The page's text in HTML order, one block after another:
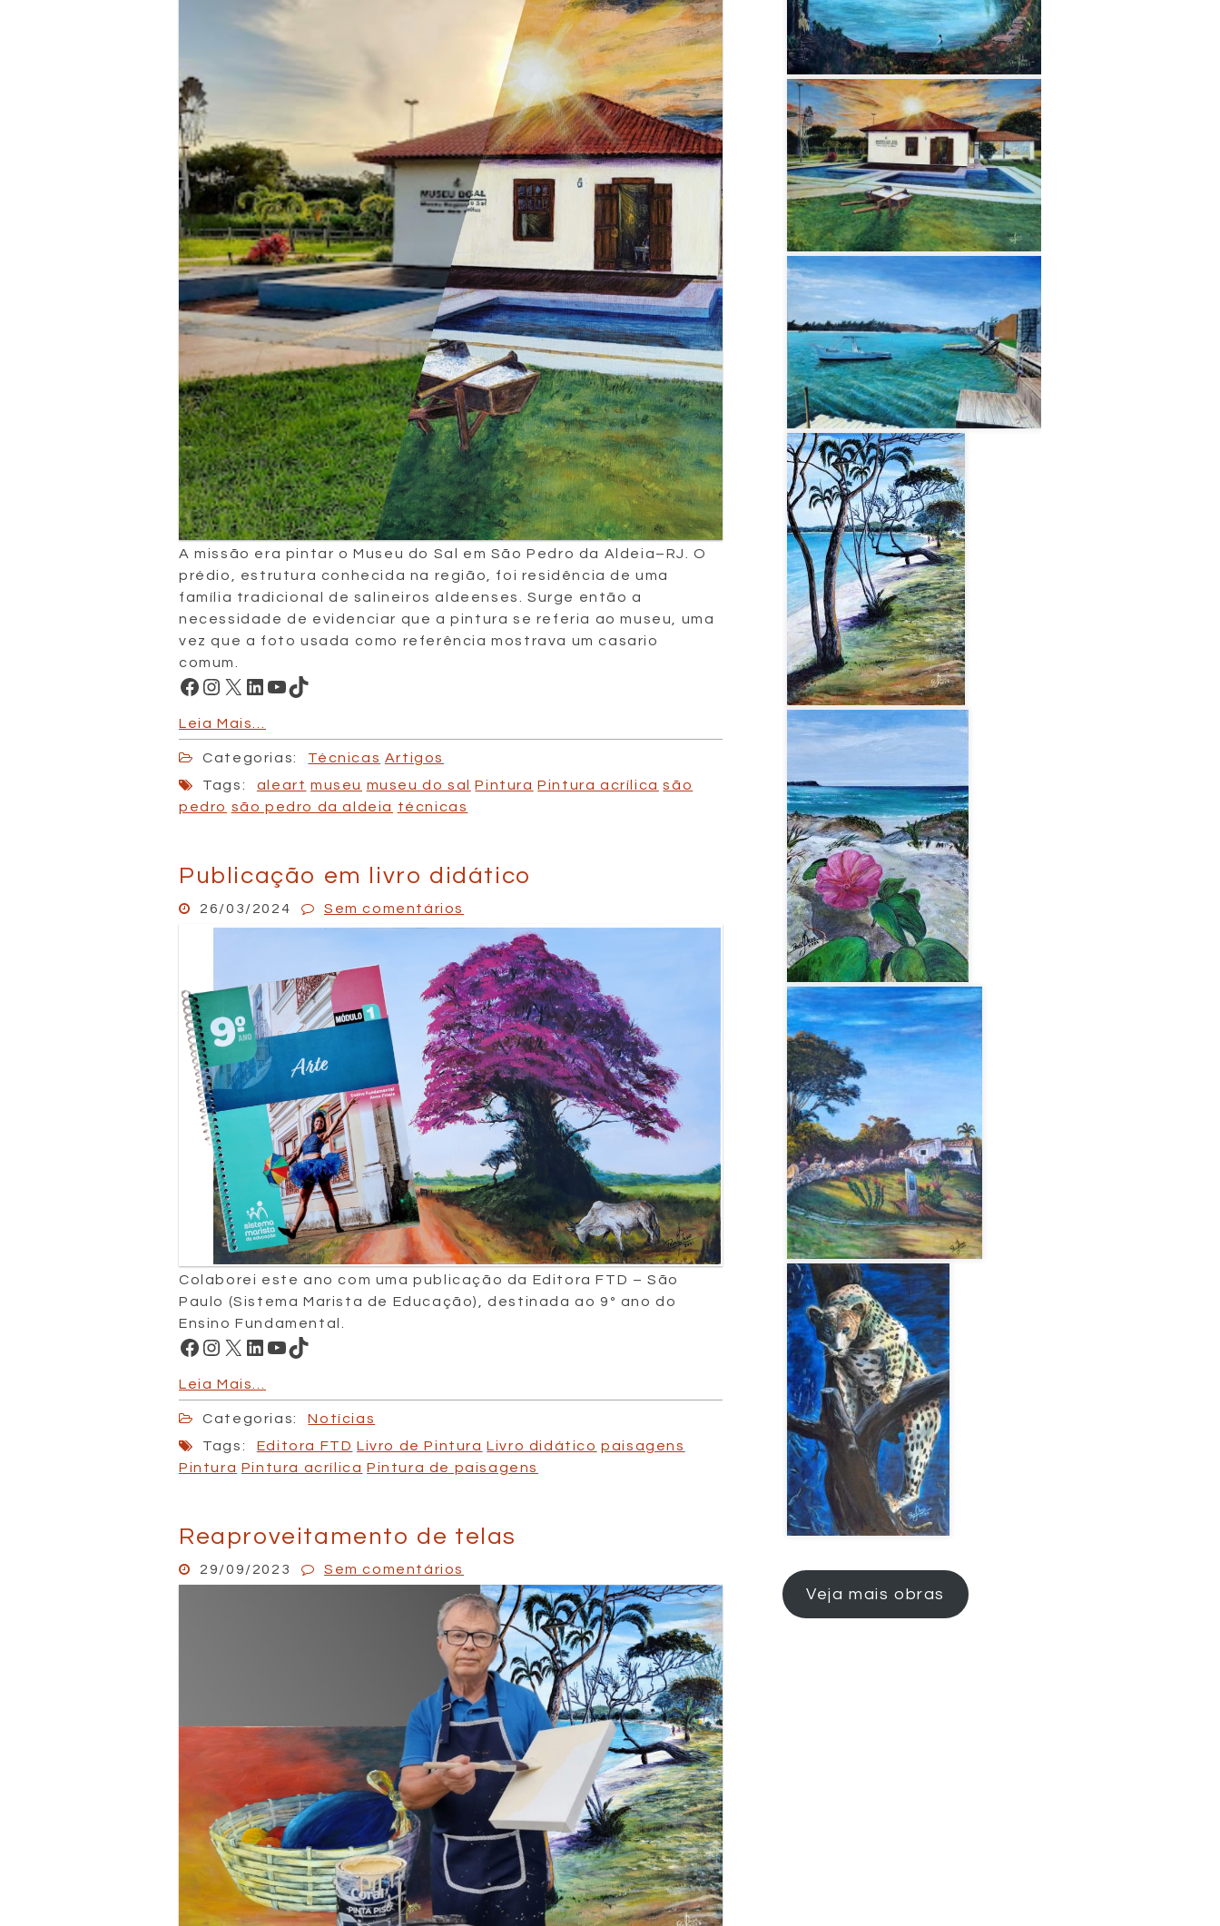
A missão era pintar o Museu do Sal em São Pedro da Aldeia–RJ. O
prédio, estrutura conhecida na região, foi residência de uma
família tradicional de salineiros aldeenses. Surge então a
necessidade de evidenciar que a pintura se referia ao museu, uma
vez que a foto usada como referência mostrava um casario
comum.
Facebook
Instagram
X LinkedIn
Youtube
TikTok
Leia Mais…
Categorias: Técnicas Artigos
Tags:
aleart museu museu do sal Pintura Pintura acrílica são
pedro são pedro da aldeia técnicas
Publicação em livro didático
26/03/2024 Sem comentários
Colaborei este ano com uma publicação da Editora FTD – São
Paulo (Sistema Marista de Educação), destinada ao 9º ano do
Ensino Fundamental.
Facebook
Instagram
X LinkedIn
Youtube
TikTok
Leia Mais…
Categorias:
Notícias
Tags:
Editora FTD Livro de Pintura Livro didático paisagens
Pintura Pintura acrílica Pintura de paisagens
Reaproveitamento de telas
29/09/2023 Sem comentários
Veja mais obras